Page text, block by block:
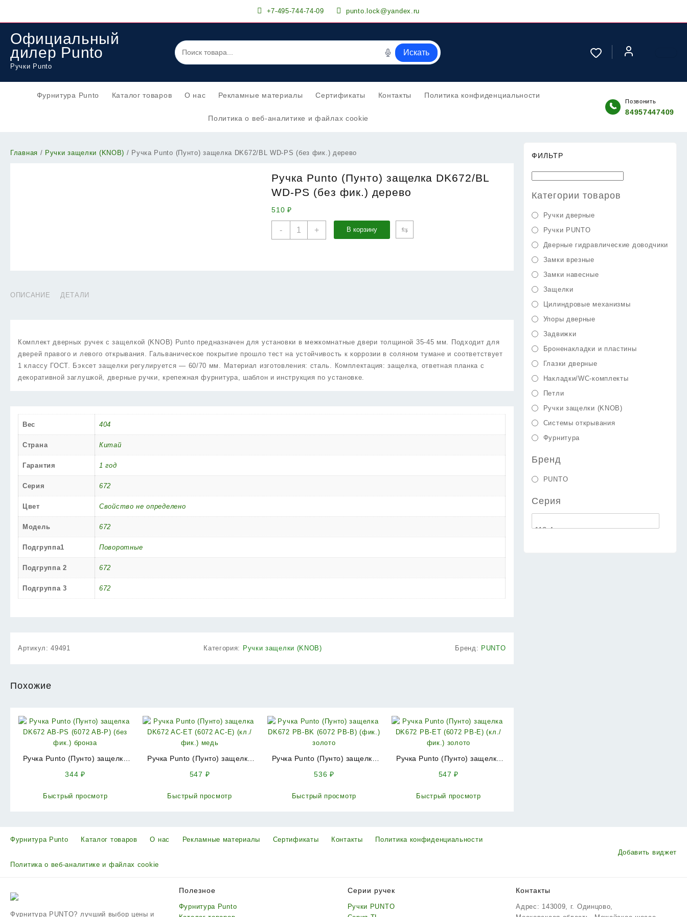
+7-495-744-74-09 punto.lock@yandex.ru
Официальный
дилер Punto
Ручки Punto
Искать
Фурнитура Punto Каталог товаров О нас Рекламные материалы Сертификаты Контакты Политика конфиденциальности
Политика о веб-аналитике и файлах cookie
Позвонить
84957447409
Главная / Ручки защелки (KNOB) / Ручка Punto (Пунто) защелка DK672/BL WD-PS (без фик.) дерево
Ручка Punto (Пунто) защелка DK672/BL
WD-PS (без фик.) дерево
510₽
-
Количество
дерево
+ В корзину ⇆
ОПИСАНИЕ ДЕТАЛИ
Комплект дверных ручек с защелкой (KNOB) Punto предназначен для установки в межкомнатные двери толщиной 35-45 мм. Подходит для
дверей правого и левого открывания. Гальваническое покрытие прошло тест на устойчивость к коррозии в соляном тумане и соответствует
1 классу ГОСТ. Бэксет защелки регулируется — 60/70 мм. Материал изготовления: сталь. Комплектация: защелка, ответная планка с
декоративной заглушкой, дверные ручки, крепежная фурнитура, шаблон и инструкция по установке.
Вес 404
Страна Китай
Гарантия 1 год
Серия 672
Цвет Свойство не определено
Модель 672
Подгруппа1 Поворотные
Подгруппа 2 672
Подгруппа 3 672
Артикул:49491 Категория: Ручки защелки (KNOB) Бренд: PUNTO
Похожие
Ручка Punto (Пунто) защелка
344₽
Быстрый просмотр
Ручка Punto (Пунто) защелка
547 ₽
Быстрый просмотр
Ручка Punto (Пунто) защелка
536 ₽
Быстрый просмотр
Ручка Punto (Пунто) защелка
547₽
Быстрый просмотр
ФИЛЬТР
Категории товаров
Ручки дверные
Ручки PUNTO
Дверные гидравлические доводчики
Замки врезные
Замки навесные
Защелки
Цилиндровые механизмы
Упоры дверные
Задвижки
Броненакладки и пластины
Глазки дверные
Накладки/WC-комплекты
Петли
Ручки защелки (KNOB)
Системы открывания
Фурнитура
Бренд
PUNTO
Серия
Фурнитура Punto Каталог товаров О нас Рекламные материалы Сертификаты Контакты Политика конфиденциальности
Политика о веб-аналитике и файлах cookie
Добавить виджет
Фурнитура PUNTO? лучший выбор цены и
Полезное
Фурнитура Punto
Серии ручек
Ручки PUNTO
Контакты
Адрес: 143009, г. Одинцово,